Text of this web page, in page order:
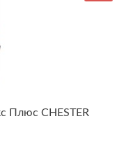
Плюс CHESTER